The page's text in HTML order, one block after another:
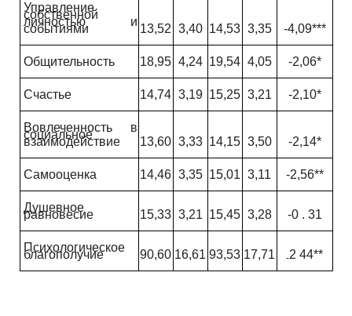
Управление
собственной
личностью и
событиями 13,52 3,40 14,53 3,35 -4,09***
Общительность 18,95 4,24 19,54 4,05 -2,06*
Счастье 14,74 3,19 15,25 3,21 -2,10*
Вовлеченность в
социальное
взаимодействие 13,60 3,33 14,15 3,50 -2,14*
Самооценка 14,46 3,35 15,01 3,11 -2,56**
Душевное
равновесие 15,33 3,21 15,45 3,28 -0 . 31
Психологическое
благополучие 90,60 16,61 93,53 17,71 -2 44**